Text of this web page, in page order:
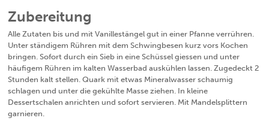
Zubereitung
Alle Zutaten bis und mit Vanillestängel gut in einer Pfanne verrühren.
Unter ständigem Rühren mit dem Schwingbesen kurz vors Kochen
bringen. Sofort durch ein Sieb in eine Schüssel giessen und unter
häufigem Rühren im kalten Wasserbad auskühlen lassen. Zugedeckt 2
Stunden kalt stellen. Quark mit etwas Mineralwasser schaumig
schlagen und unter die gekühlte Masse ziehen. In kleine
Dessertschalen anrichten und sofort servieren. Mit Mandelsplittern
garnieren.